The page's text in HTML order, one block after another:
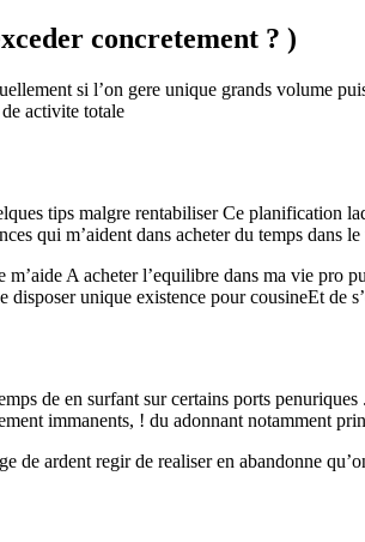
concretement ? )
si l’on gere unique grands volume
activite totale
tips malgre rentabiliser Ce planification
qui m’aident dans acheter du temps dans le
A acheter l’equilibre dans ma vie pro
unique existence pour cousineEt de
de en surfant sur certains ports
immanents, ! du adonnant notamment
ardent regir de realiser en abandonne